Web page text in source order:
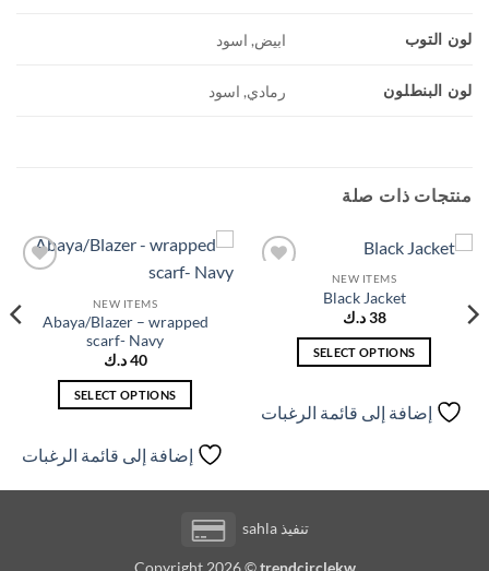
لون التوب ابيض, اسود
لون البنطلون رمادي, اسود
منتجات ذات صلة
NEW ITEMS
Black Jacket
38 د.ك
SELECT OPTIONS
من
لهذا
اختيار
إضافة إلى قائمة الرغبات
قائمة
الرغبات
NEW ITEMS
Abaya/Blazer – wrapped
scarf- Navy
40 د.ك
SELECT OPTIONS
من
الأشكال
إضافة إلى قائمة الرغبات
تنفيذsahla
Copyright 2026 ©trendcirclekw